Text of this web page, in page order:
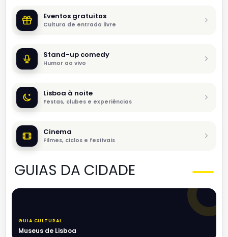
Eventos gratuitos
Cultura de entrada livre
Stand-up comedy
Humor ao vivo
Lisboa à noite
Festas, clubes e experiências
Cinema
Filmes, ciclos e festivais
GUIAS DA CIDADE
GUIA CULTURAL
Museus de Lisboa